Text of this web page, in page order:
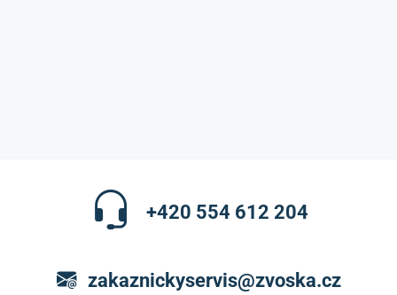
+420 554 612 204
zakaznickyservis@zvoska.cz